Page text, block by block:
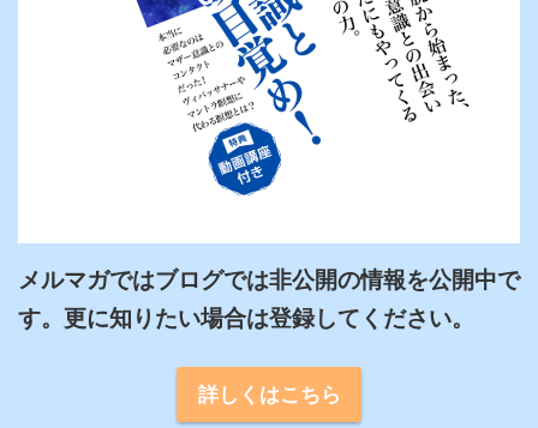
メルマガではブログでは非公開の情報を公開中で
詳しくはこちら